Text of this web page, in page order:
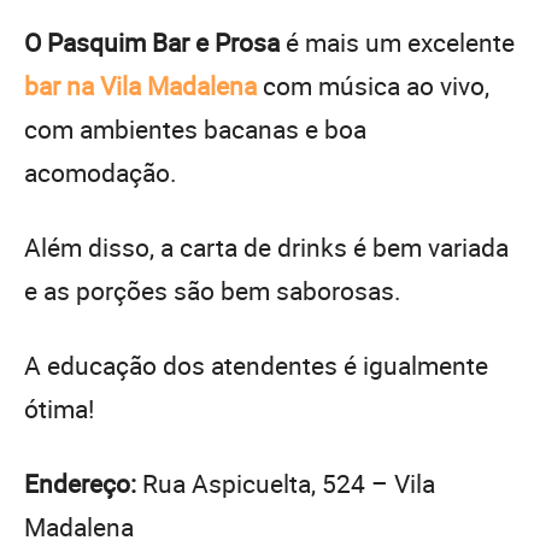
O Pasquim Bar e Prosaé mais um excelente
bar na Vila Madalenacom música ao vivo,
com ambientes bacanas e boa
acomodação.
Além disso, a carta de drinks é bem variada
e as porções são bem saborosas.
A educação dos atendentes é igualmente
ótima!
Endereço: Rua Aspicuelta, 524 – Vila
Madalena